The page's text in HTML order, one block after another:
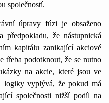
společností.
úpravy fúzi je obsaženo
předpokladu, že nástupnická
kapitálu zanikající akciové
třeba podotknout, že se nutno
na akcie, které jsou ve
logiky vyplývá, že pokud má
společnosti nižší podíl na